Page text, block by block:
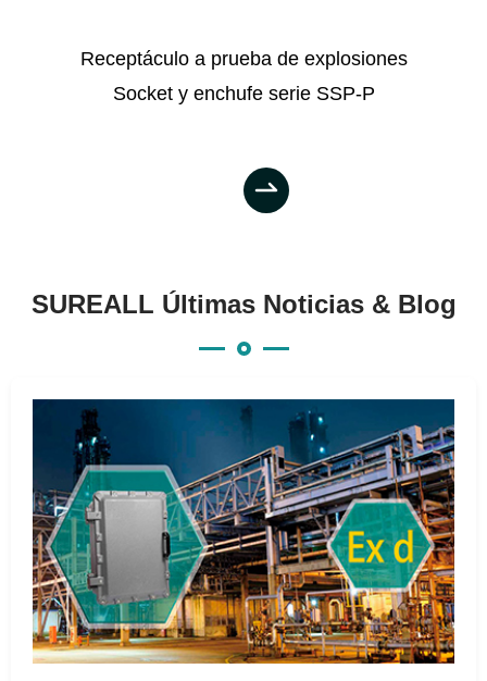
Receptáculo a prueba de explosiones
Socket y enchufe serie SSP-P

SUREALL Últimas Noticias & Blog